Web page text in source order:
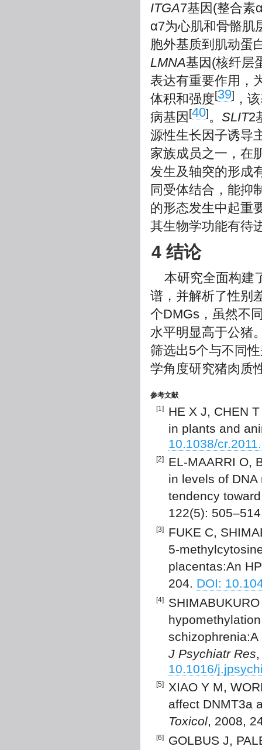
ITGA7基因(整合素
α7为心肌和骨骼肌
胞外基质到肌动蛋
LMNA基因(核纤层
表达有重要作用，
体积和强度[39] ，
病基因 [40]。 SLIT2
源性生长因子诱导
家族成员之一，在
发生及轴突的形成
同受体结合，能抑
的形态发生中起重
其生物学功能有待
4 结论
本研究全面构建
谱，并解析了性别
个DMGs，虽然不
水平明显高于公猪
筛选出5个与不同
学角度研究猪肉质
参考文献
[1]
HE X J, CHEN
in plants and
10.1038/
[2]
EL-MAARRI O,
in levels of
tendency
122(5):
[3]
FUKE C,
5-
placentas:An
204. DOI:
[4]
J Psychiatr Res
10.1016/
[5]
XIAO Y M,
affect DNMT3a
Toxicol, 2008,
[6]
GOLBUS J,